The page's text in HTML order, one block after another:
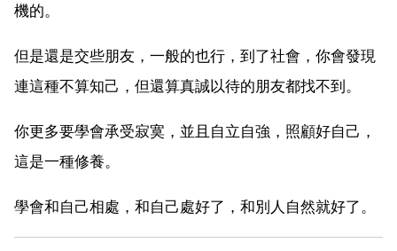
機的。
但是還是交些朋友，一般的也行，到了社會，你會發現
連這種不算知己，但還算真誠以待的朋友都找不到。
你更多要學會承受寂寞，並且自立自強，照顧好自己，
這是一種修養。
學會和自己相處，和自己處好了，和別人自然就好了。